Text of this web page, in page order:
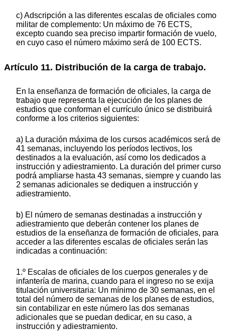
c) Adscripción a las diferentes escalas de oficiales como
militar de complemento: Un máximo de 76 ECTS,
excepto cuando sea preciso impartir formación de vuelo,
en cuyo caso el número máximo será de 100 ECTS.
Artículo 11. Distribución de la carga de trabajo.
En la enseñanza de formación de oficiales, la carga de
trabajo que representa la ejecución de los planes de
estudios que conforman el currículo único se distribuirá
conforme a los criterios siguientes:
a) La duración máxima de los cursos académicos será de
41 semanas, incluyendo los períodos lectivos, los
destinados a la evaluación, así como los dedicados a
instrucción y adiestramiento. La duración del primer curso
podrá ampliarse hasta 43 semanas, siempre y cuando las
2 semanas adicionales se dediquen a instrucción y
adiestramiento.
b) El número de semanas destinadas a instrucción y
adiestramiento que deberán contener los planes de
estudios de la enseñanza de formación de oficiales, para
acceder a las diferentes escalas de oficiales serán las
indicadas a continuación:
1.º Escalas de oficiales de los cuerpos generales y de
infantería de marina, cuando para el ingreso no se exija
titulación universitaria: Un mínimo de 30 semanas, en el
total del número de semanas de los planes de estudios,
sin contabilizar en este número las dos semanas
adicionales que se puedan dedicar, en su caso, a
instrucción y adiestramiento.